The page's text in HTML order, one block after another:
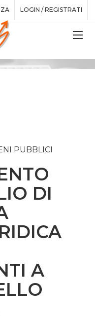
LOGIN / REGISTRATI
PUBBLICI
DI
A